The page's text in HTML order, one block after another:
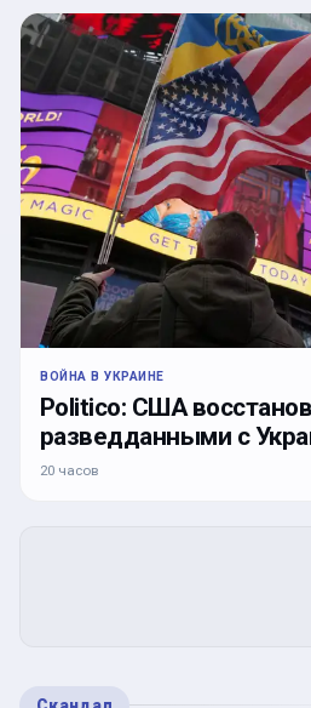
ВОЙНА В УКРАИНЕ
Politico: США
разведданными с
20 часов